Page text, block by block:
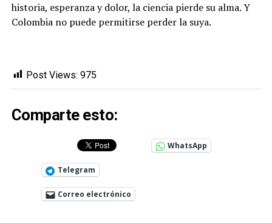
historia, esperanza y dolor, la ciencia pierde su alma. Y
Colombia no puede permitirse perder la suya.
Post Views: 975
Comparte esto:
WhatsApp
Telegram
Correo electrónico